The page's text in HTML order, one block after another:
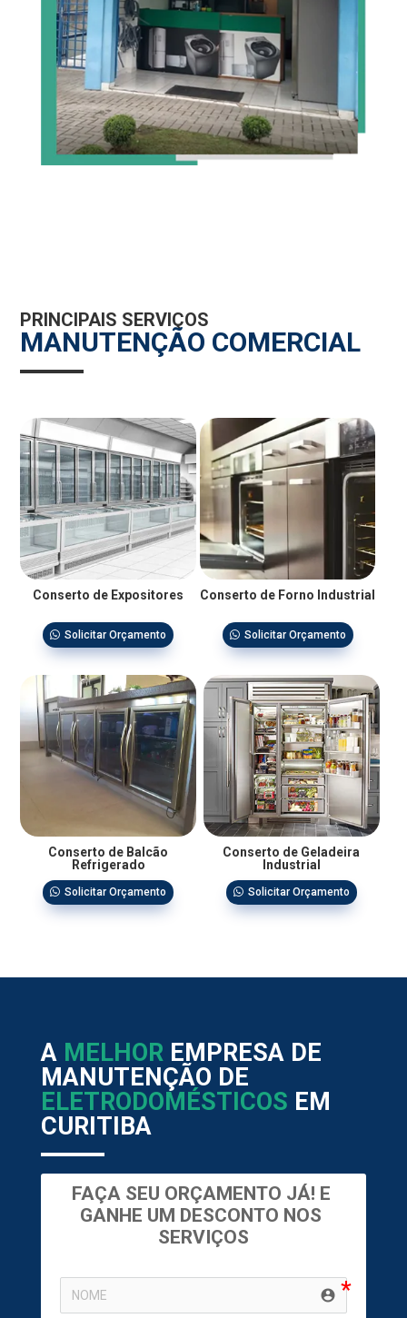
PRINCIPAIS SERVIÇOS
MANUTENÇÃO COMERCIAL
Conserto de Expositores
Solicitar Orçamento
Conserto de Forno Industrial
Solicitar Orçamento
Conserto de Balcão
Refrigerado
Solicitar Orçamento
Conserto de Geladeira
Industrial
Solicitar Orçamento
A MELHOREMPRESA DE
MANUTENÇÃO DE
ELETRODOMÉSTICOS EM
CURITIBA
FAÇA SEU ORÇAMENTO JÁ! E
GANHE UM DESCONTO NOS
SERVIÇOS
account_circle